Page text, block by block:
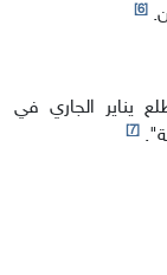
[6]
يناير الجاري في
[7]